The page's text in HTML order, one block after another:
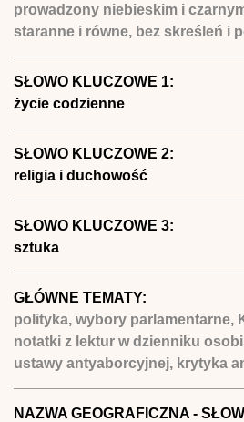
prowadzony niebieskim i
staranne i równe, bez skreśleń i
SŁOWO KLUCZOWE 1:
życie codzienne
SŁOWO KLUCZOWE 2:
religia i duchowość
SŁOWO KLUCZOWE 3:
sztuka
GŁÓWNE TEMATY:
polityka, wybory parlamentarne,
notatki z lektur w dzienniku
ustawy antyaborcyjnej, krytyka
NAZWA GEOGRAFICZNA -